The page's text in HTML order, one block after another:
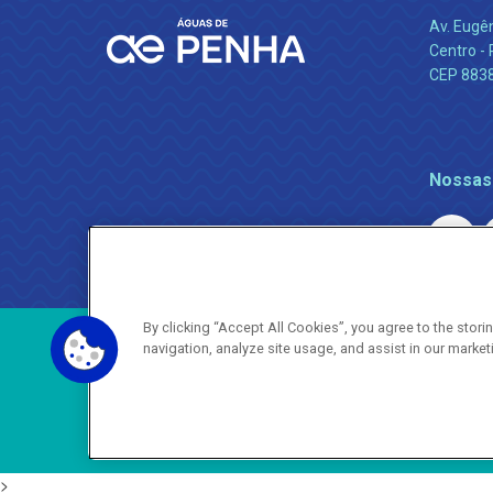
Av.
Centro -
CEP
>
By clicking “Accept All Cookies”, you agree to the
navigation, analyze site usage, and assist in our